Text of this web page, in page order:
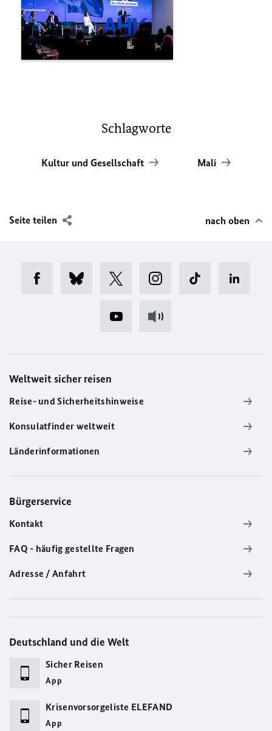
Schlagworte
Kultur und Gesellschaft Mali
Seite teilen nach oben
Weltweit sicher reisen
Reise- und Sicherheitshinweise
Konsulatfinder weltweit
Länderinformationen
Bürgerservice
Kontakt
FAQ - häufig gestellte Fragen
Adresse / Anfahrt
Deutschland und die Welt
Sicher Reisen
App
Krisenvorsorgeliste ELEFAND
App